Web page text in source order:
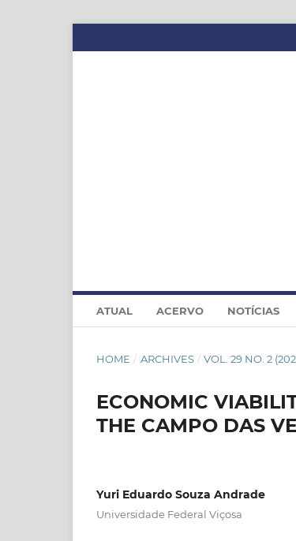
ATUAL ACERVO NOTÍCIAS
HOME / ARCHIVES / VOL. 29 NO. 2
ECONOMIC
THE CAMPO DAS
Yuri Eduardo Souza Andrade
Universidade Federal Viçosa